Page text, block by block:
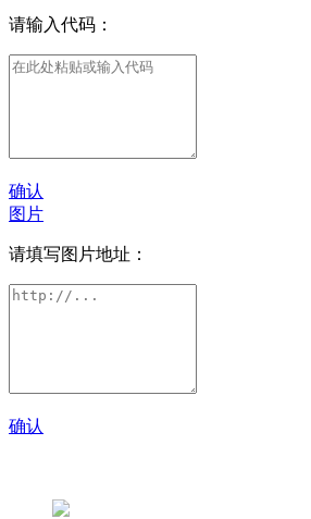
请输入代码：
确认
图片
请填写图片地址：
确认